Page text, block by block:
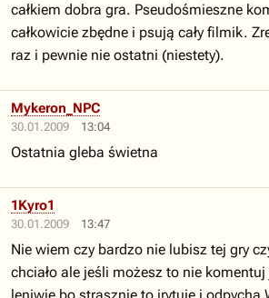
całkiem dobra gra. Pseudośmieszne
całkowicie zbędne i psują cały filmik.
raz i pewnie nie ostatni (niestety).
30.01.2009 13:04
Mykeron_NPC
Ostatnia gleba świetna
30.01.2009 13:47
1Kyro1
Nie wiem czy bardzo nie lubisz tej gry
chciało ale jeśli możesz to nie